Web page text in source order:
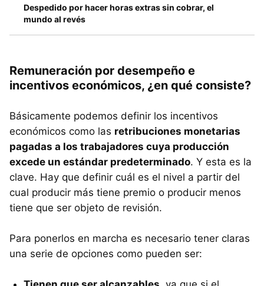
Despedido por hacer horas extras sin cobrar, el
mundo al revés
Remuneración por desempeño e
incentivos económicos, ¿en qué consiste?
Básicamente podemos definir los incentivos
económicos como las retribuciones monetarias
pagadas a los trabajadores cuya producción
excede un estándar predeterminado. Y esta es la
clave. Hay que definir cuál es el nivel a partir del
cual producir más tiene premio o producir menos
tiene que ser objeto de revisión.
Para ponerlos en marcha es necesario tener claras
una serie de opciones como pueden ser: